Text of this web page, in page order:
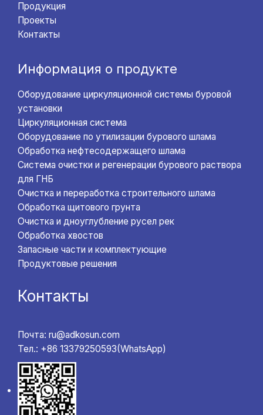
Продукция
Проекты
Контакты
Информация о продукте
Оборудование циркуляционной системы буровой
установки
Циркуляционная система
Оборудование по утилизации бурового шлама
Обработка нефтесодержащего шлама
Система очистки и регенерации бурового раствора
для ГНБ
Очистка и переработка строительного шлама
Обработка щитового грунта
Очистка и дноуглубление русел рек
Обработка хвостов
Запасные части и комплектующие
Продуктовые решения
Контакты
Почта: ru@adkosun.com
Тел.: +86 13379250593(WhatsApp)